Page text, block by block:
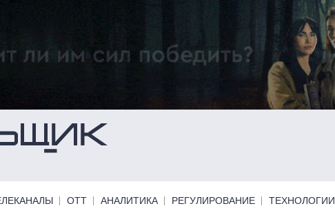
ОТТ АНАЛИТИКА РЕГУЛИРОВАНИЕ ТЕХНОЛОГИИ